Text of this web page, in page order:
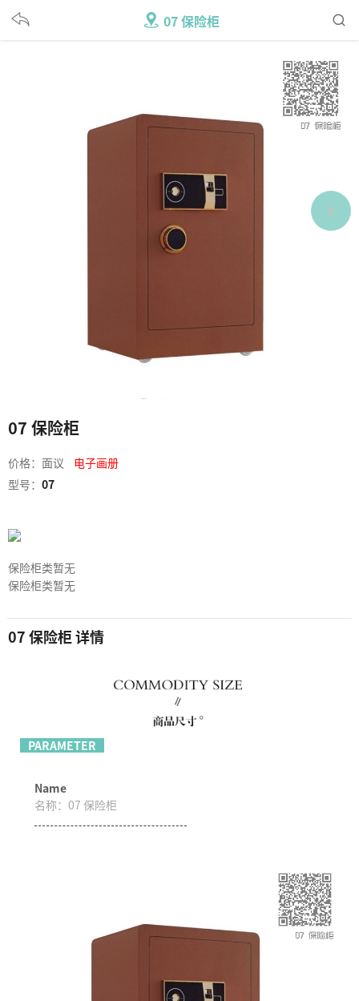
07 保险柜
07 保险柜
价格：面议 电子画册
型号： 07
保险柜类暂无
保险柜类暂无
07 保险柜 详情
PARAMETER
Name
名称： 07 保险柜